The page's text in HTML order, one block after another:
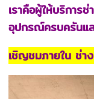
เราคือผู้ให้บริการ
อุปกรณ์ครบครันแ
เชิญชมภายใน ช่า